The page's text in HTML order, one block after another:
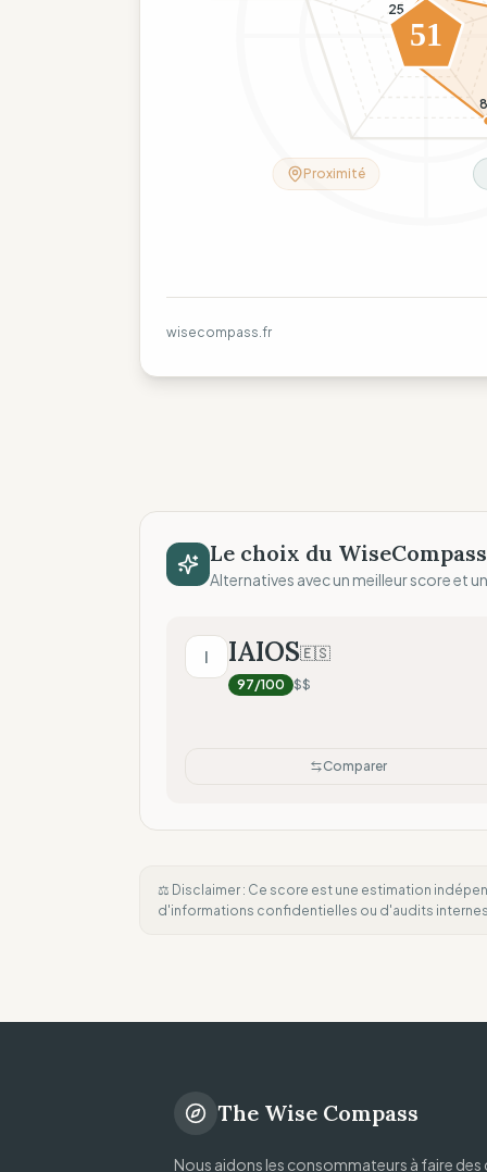
23
25
51
Proximité
wisecompass.fr
Le choix du WiseCompass
Alternatives avec un meilleur score et
I IAIOS🇪🇸
97/100 $$
Comparer
⚖️ Disclaimer : Ce score est une estimation
d'informations confidentielles ou d'audits
The Wise Compass
Nous aidons les consommateurs à faire des